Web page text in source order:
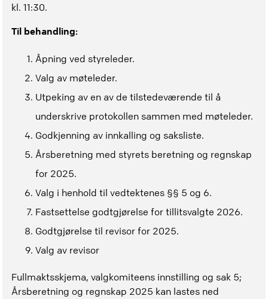
kl. 11:30.
Til behandling:
Åpning ved styreleder.
Valg av møteleder.
Utpeking av en av de tilstedeværende til å
underskrive protokollen sammen med møteleder.
Godkjenning av innkalling og saksliste.
Årsberetning med styrets beretning og regnskap
for 2025.
Valg i henhold til vedtektenes §§ 5 og 6.
Fastsettelse godtgjørelse for tillitsvalgte 2026.
Godtgjørelse til revisor for 2025.
Valg av revisor
Fullmaktsskjema, valgkomiteens innstilling og sak 5;
Årsberetning og regnskap 2025 kan lastes ned